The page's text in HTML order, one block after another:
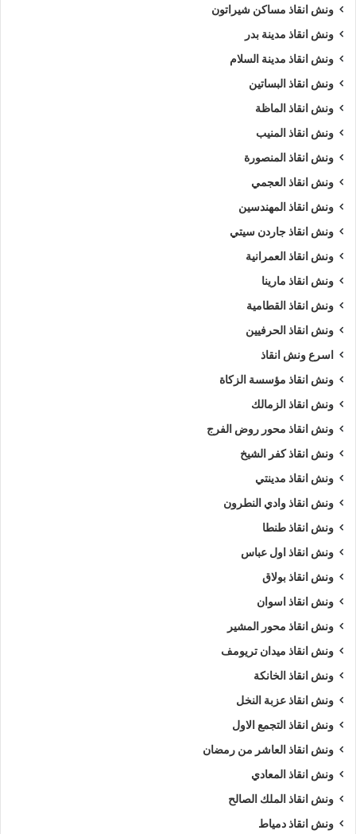
ونش انقاذ مساكن شيراتون
ونش انقاذ مدينة بدر
ونش انقاذ مدينة السلام
ونش انقاذ البساتين
ونش انقاذ الماظة
ونش انقاذ المنيب
ونش انقاذ المنصورة
ونش انقاذ العجمي
ونش انقاذ المهندسين
ونش انقاذ جاردن سيتي
ونش انقاذ العمرانية
ونش انقاذ مارينا
ونش انقاذ القطامية
ونش انقاذ الحرفيين
اسرع ونش انقاذ
ونش انقاذ مؤسسة الزكاة
ونش انقاذ الزمالك
ونش انقاذ محور روض الفرج
ونش انقاذ كفر الشيخ
ونش انقاذ مدينتي
ونش انقاذ وادي النطرون
ونش انقاذ طنطا
ونش انقاذ اول عباس
ونش انقاذ بولاق
ونش انقاذ اسوان
ونش انقاذ محور المشير
ونش انقاذ ميدان تريومف
ونش انقاذ الخانكة
ونش انقاذ عزبة النخل
ونش انقاذ التجمع الاول
ونش انقاذ العاشر من رمضان
ونش انقاذ المعادي
ونش انقاذ الملك الصالح
ونش انقاذ دمياط